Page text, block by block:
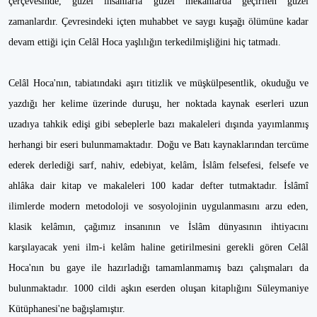
zamanlardır. Çevresindeki içten muhabbet ve saygı kuşağı ölümüne kadar
devam et­tiği için Celâl Hoca yaşlılığın terkedilmiş­liğini hiç tatmadı.
Celâl Hoca'nın, tabiatındaki aşırı titiz­lik ve müşkülpesentlik, okuduğu ve
yaz­dığı her kelime üzerinde duruşu, her noktada kaynak eserleri uzun
uzadıya tahkik edişi gibi sebeplerle bazı maka­leleri dışında yayımlanmış
herhangi bir eseri bulunmamaktadır. Doğu ve Batı kaynaklarından tercüme
ederek derle­diği sarf, nahiv, edebiyat, kelâm, İslâm felsefesi, felsefe ve
ahlâka dair kitap ve makaleleri 100 kadar defter tutmakta­dır. İslâmî
ilimlerde modern metodoloji ve sosyolojinin uygulanmasını arzu eden,
klasik kelâmın, çağımız insanının ve İs­lâm dünyasının ihtiyacını
karşılayacak yeni ilm-i kelâm haline getirilmesini ge­rekli gören Celâl
Hoca'nın bu gaye ile hazırladığı tamamlanmamış bazı çalış­maları da
bulunmaktadır. 1000 cildi aş­kın eserden oluşan kitaplığını Süleymaniye
Kütüphanesi'ne bağışlamıştır.